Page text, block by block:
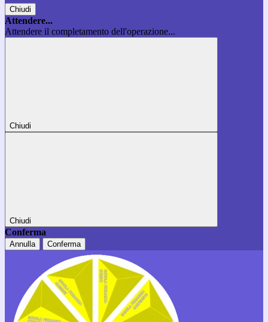
Chiudi
Attendere...
Attendere il completamento dell'operazione...
Chiudi
Chiudi
Conferma
Annulla Conferma